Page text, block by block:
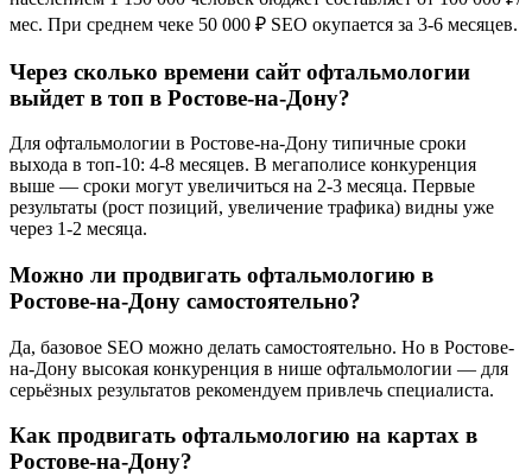
мес. При среднем чеке 50 000 ₽ SEO окупается за 3-6 месяцев.
Через сколько времени сайт офтальмологии
выйдет в топ в Ростове-на-Дону?
Для офтальмологии в Ростове-на-Дону типичные сроки
выхода в топ-10: 4-8 месяцев. В мегаполисе конкуренция
выше — сроки могут увеличиться на 2-3 месяца. Первые
результаты (рост позиций, увеличение трафика) видны уже
через 1-2 месяца.
Можно ли продвигать офтальмологию в
Ростове-на-Дону самостоятельно?
Да, базовое SEO можно делать самостоятельно. Но в Ростове-
на-Дону высокая конкуренция в нише офтальмологии — для
серьёзных результатов рекомендуем привлечь специалиста.
Как продвигать офтальмологию на картах в
Ростове-на-Дону?